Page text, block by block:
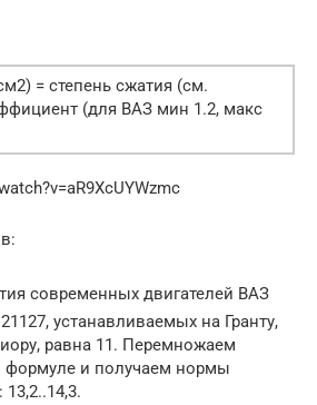
= степень сжатия (см.
(для ВАЗ мин 1.2, макс
современных двигателей ВАЗ
устанавливаемых на Гранту,
равна 11. Перемножаем
формуле и получаем нормы